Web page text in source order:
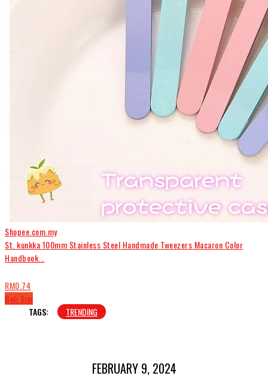
Shopee.com.my
St. kunkka 100mm Stainless Steel Handmade Tweezers Macaron Color
Handbook...
RM0.74
Beli Sini
TAGS:
TRENDING
FEBRUARY 9, 2024